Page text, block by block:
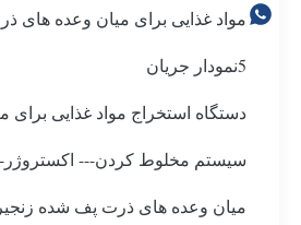
مواد غذایی برای میان وعده های
5نمودار جریان
دستگاه استخراج مواد غذایی برای
سیستم مخلوط کردن---
میان وعده های ذرت پف شده